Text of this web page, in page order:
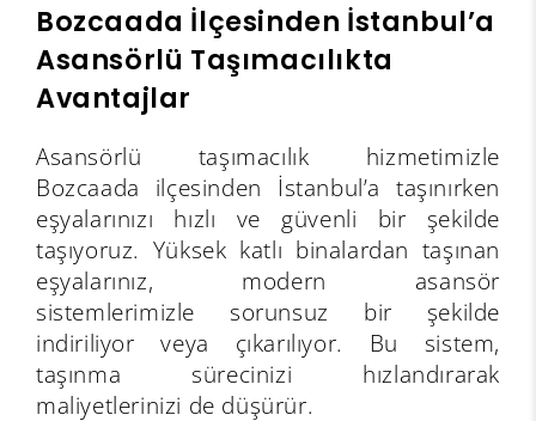
Bozcaada İlçesinden İstanbul’a
Asansörlü Taşımacılıkta
Avantajlar
Asansörlü taşımacılık hizmetimizle
Bozcaada ilçesinden İstanbul’a taşınırken
eşyalarınızı hızlı ve güvenli bir şekilde
taşıyoruz. Yüksek katlı binalardan taşınan
eşyalarınız, modern asansör
sistemlerimizle sorunsuz bir şekilde
indiriliyor veya çıkarılıyor. Bu sistem,
taşınma sürecinizi hızlandırarak
maliyetlerinizi de düşürür.